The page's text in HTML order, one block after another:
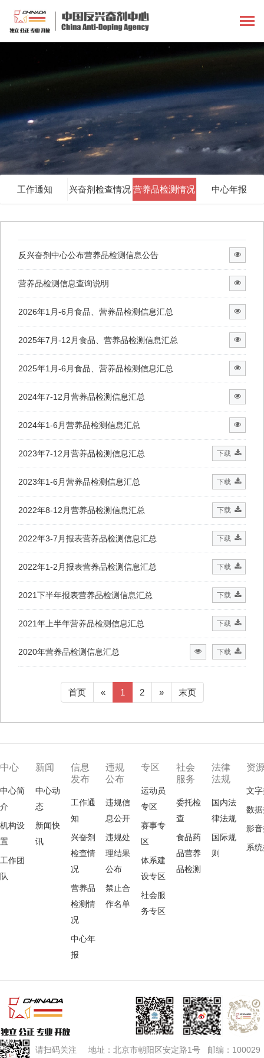
工作通知 兴奋剂检查情况 营养品检测情况 中心年报
反兴奋剂中心公布营养品检测信息公告
营养品检测信息查询说明
2026年1月-6月食品、营养品检测信息汇总
2025年7月-12月食品、营养品检测信息汇总
2025年1月-6月食品、营养品检测信息汇总
2024年7-12月营养品检测信息汇总
2024年1-6月营养品检测信息汇总
2023年7-12月营养品检测信息汇总 下载
2023年1-6月营养品检测信息汇总 下载
2022年8-12月营养品检测信息汇总 下载
2022年3-7月报表营养品检测信息汇总 下载
2022年1-2月报表营养品检测信息汇总 下载
2021下半年报表营养品检测信息汇总 下载
2021年上半年营养品检测信息汇总 下载
2020年营养品检测信息汇总 下载
首页 « 1 2 » 末页
中心
中心简
介
机构设
置
工作团
队
新闻
中心动
态
新闻快
讯
信息
发布
工作通
知
兴奋剂
检查情
况
营养品
检测情
况
中心年
报
违规
公布
违规信
息公开
违规处
理结果
公布
禁止合
作名单
专区
运动员
专区
赛事专
区
体系建
设专区
社会服
务专区
社会
服务
委托检
查
食品药
品营养
品检测
法律
法规
国内法
律法规
国际规
则
资
文
数
影
系
请扫码关注 地址：北京市朝阳区安定路1号 邮编：100029